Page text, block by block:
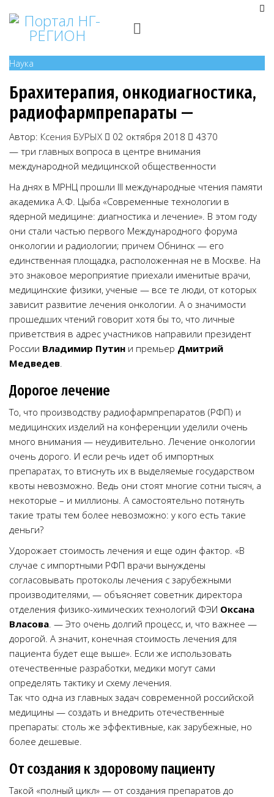
Наука
Брахитерапия, онкодиагностика,
радиофармпрепараты —
Автор: Ксения БУРЫХ 02 октября 2018
4370
— три главных вопроса в центре внимания
международной медицинской общественности
На днях в МРНЦ прошли III международные чтения памяти
академика А.Ф. Цыба «Современные технологии в
ядерной медицине: диагностика и лечение». В этом году
они стали частью первого Международного форума
онкологии и радиологии; причем Обнинск — его
единственная площадка, расположенная не в Москве. На
это знаковое мероприятие приехали именитые врачи,
медицинские физики, ученые — все те люди, от которых
зависит развитие лечения онкологии. А о значимости
прошедших чтений говорит хотя бы то, что личные
приветствия в адрес участников направили президент
России Владимир Путин и премьер Дмитрий
Медведев.
Дорогое лечение
То, что производству радиофармпрепаратов (РФП) и
медицинских изделий на конференции уделили очень
много внимания — неудивительно. Лечение онкологии
очень дорого. И если речь идет об импортных
препаратах, то втиснуть их в выделяемые государством
квоты невозможно. Ведь они стоят многие сотни тысяч, а
некоторые – и миллионы. А самостоятельно потянуть
такие траты тем более невозможно: у кого есть такие
деньги?
Удорожает стоимость лечения и еще один фактор. «В
случае с импортными РФП врачи вынуждены
согласовывать протоколы лечения с зарубежными
производителями, — объясняет советник директора
отделения физико-химических технологий ФЭИ Оксана
Власова. — Это очень долгий процесс, и, что важнее —
дорогой. А значит, конечная стоимость лечения для
пациента будет еще выше». Если же использовать
отечественные разработки, медики могут сами
определять тактику и схему лечения.
Так что одна из главных задач современной российской
медицины — создать и внедрить отечественные
препараты: столь же эффективные, как зарубежные, но
более дешевые.
От создания к здоровому пациенту
Такой «полный цикл» — от создания препаратов до